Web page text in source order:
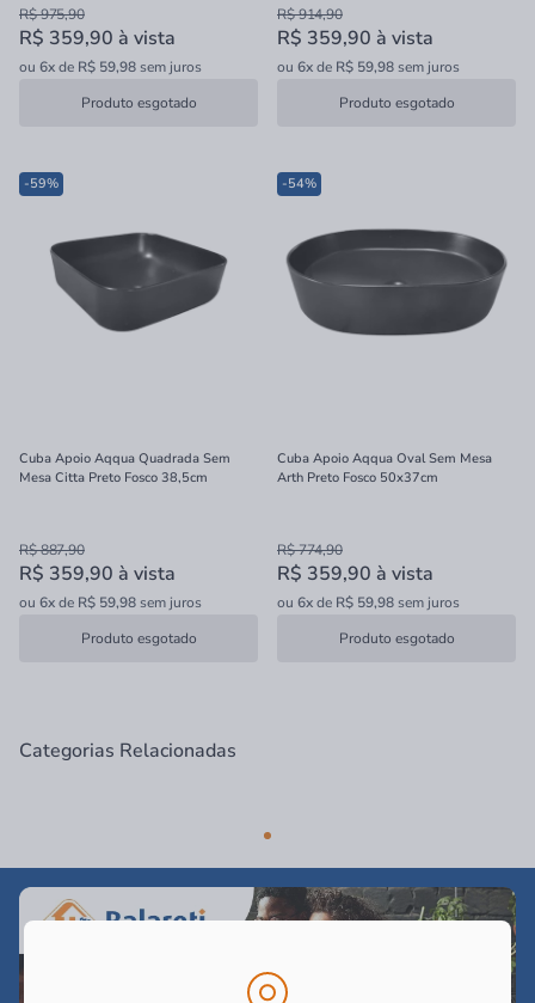
R$ 975,90
R$ 359,90 à vista
ou 6xde R$ 59,98sem juros
Produto esgotado
R$ 914,90
R$ 359,90 à vista
ou 6xde R$ 59,98sem juros
Produto esgotado
-59%
Cuba Apoio Aqqua Quadrada Sem
Mesa Citta Preto Fosco 38,5cm
R$ 887,90
R$ 359,90 à vista
ou 6xde R$ 59,98sem juros
Produto esgotado
-54%
Cuba Apoio Aqqua Oval Sem Mesa
Arth Preto Fosco 50x37cm
R$ 774,90
R$ 359,90 à vista
ou 6xde R$ 59,98sem juros
Produto esgotado
Categorias Relacionadas